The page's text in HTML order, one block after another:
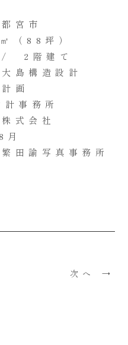
宮市
（88坪）
/ 2階建て
島構造設計
画
事務所
式会社
田諭写真事務所
次へ →